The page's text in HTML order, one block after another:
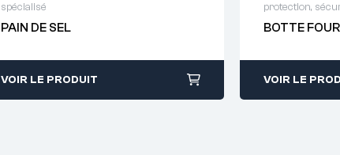
spécialisé
PAIN DE SEL
Demande de devis : 01 64 88 93
38
VOIR LE PRODUIT
protection,
BOTTE
Demande
38
VOIR LE